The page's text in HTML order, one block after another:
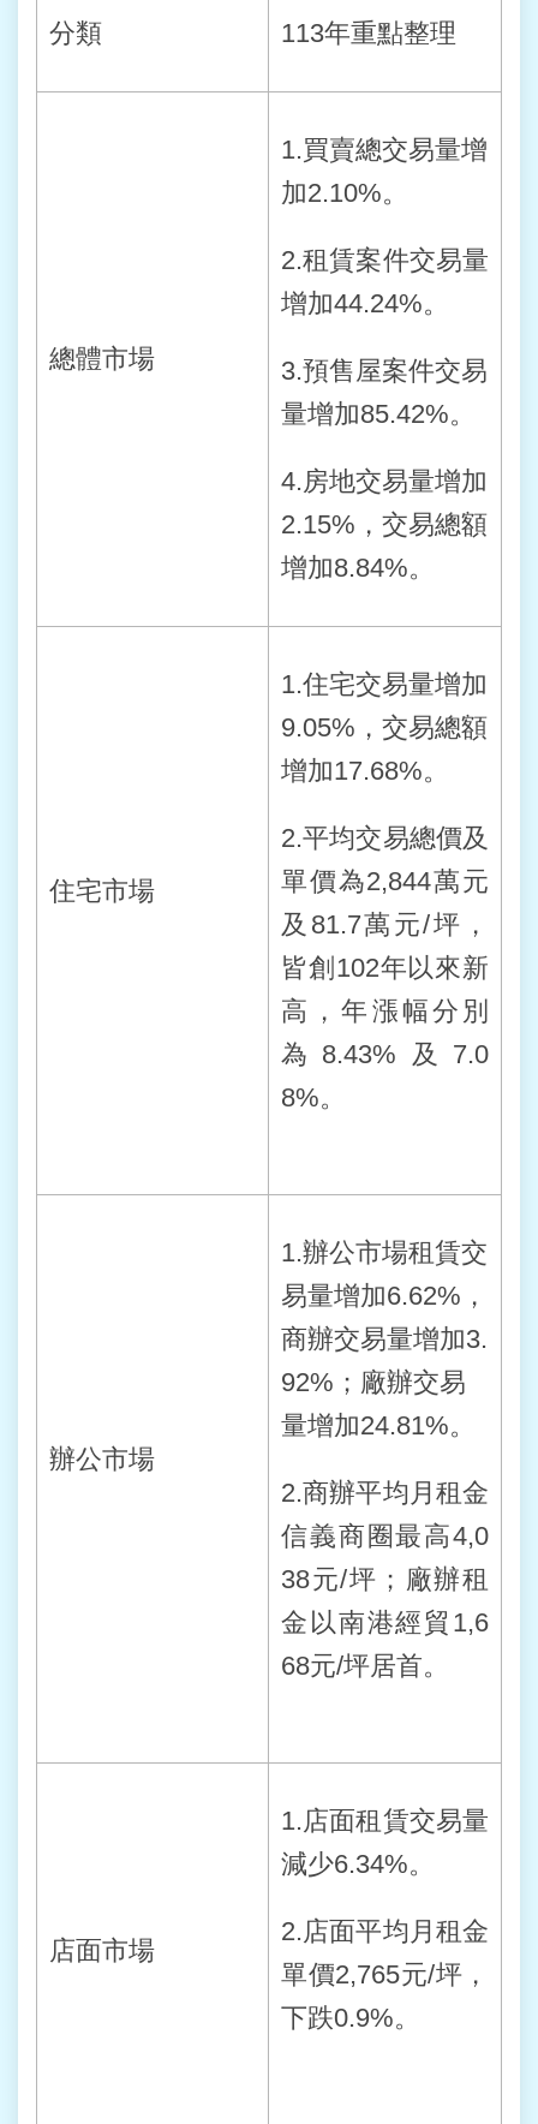
分類 113年重點整理
總體市場
1.買賣總交易量增
加2.10%。
2.租賃案件交易量
增加44.24%。
3.預售屋案件交易
量增加85.42%。
4.房地交易量增加
2.15%，交易總額
增加8.84%。
住宅市場
1.住宅交易量增加
9.05%，交易總額
增加17.68%。
2.平均交易總價及
單價為2,844萬元
及81.7萬元/坪，
皆創102年以來新
高，年漲幅分別
為8.43%及7.0
8%。
辦公市場
1.辦公市場租賃交
易量增加6.62%，
商辦交易量增加3.
92%；廠辦交易
量增加24.81%。
2.商辦平均月租金
信義商圈最高4,0
38元/坪；廠辦租
金以南港經貿1,6
68元/坪居首。
店面市場
1.店面租賃交易量
減少6.34%。
2.店面平均月租金
單價2,765元/坪，
下跌0.9%。